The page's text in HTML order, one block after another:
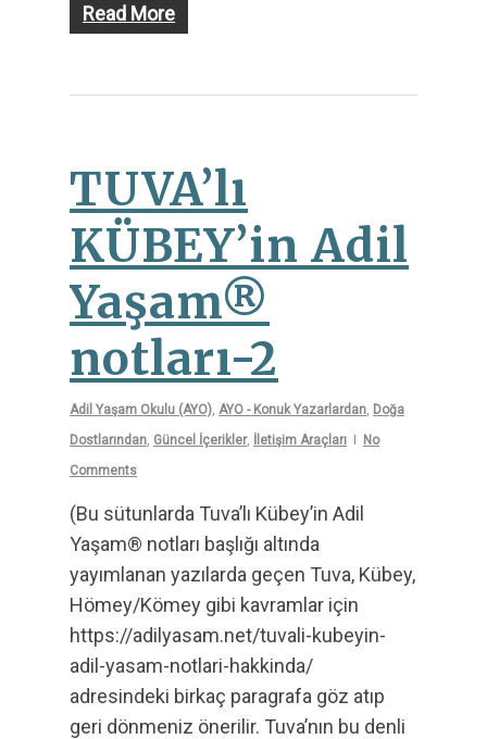
Read More
TUVA’lı
KÜBEY’in Adil
Yaşam®
notları-2
Adil Yaşam Okulu (AYO) AYO - Konuk Yazarlardan Doğa
Dostlarından Güncel İçerikler, İletişim Araçları
No
Comments
(Bu sütunlarda Tuva’lı Kübey’in Adil
Yaşam® notları başlığı altında
yayımlanan yazılarda geçen Tuva, Kübey,
Hömey/Kömey gibi kavramlar için
https://adilyasam.net/tuvali-kubeyin-
adil-yasam-notlari-hakkinda/
adresindeki birkaç paragrafa göz atıp
geri dönmeniz önerilir. Tuva’nın bu denli